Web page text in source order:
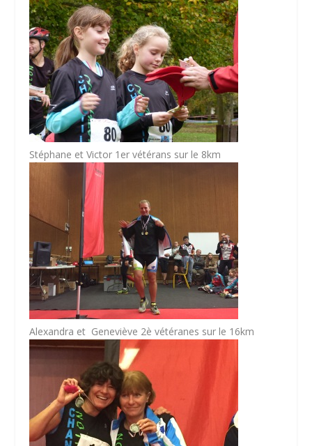
Stéphane et Victor 1er vétérans sur le 8km
Alexandra et Geneviève 2è vétéranes sur le 16km